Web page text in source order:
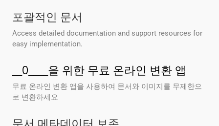
포괄적인 문서
Access detailed documentation and support resources for
easy implementation.
__0____을 위한 무료 온라인 변환 앱
무료 온라인 변환 앱을 사용하여 문서와 이미지를 무제한으
로 변환하세요